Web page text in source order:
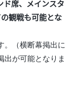
ド席、メインスタ
観戦も可能とな
。（横断幕掲出に
出が可能となりま